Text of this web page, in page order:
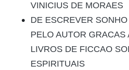
VINICIUS DE MORAES
DE ESCREVER
PELO AUTOR GRACAS
LIVROS DE FICCAO
ESPIRITUAIS